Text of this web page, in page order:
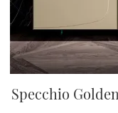
Specchio